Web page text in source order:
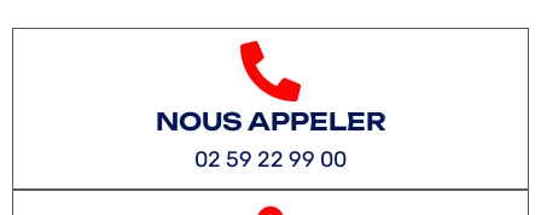
NOUS APPELER
02 59 22 99 00